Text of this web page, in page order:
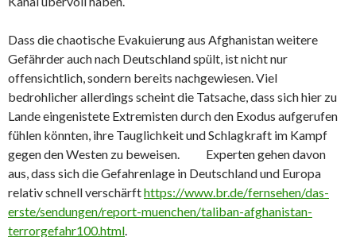
Dass die chaotische Evakuierung aus Afghanistan weitere
Gefährder auch nach Deutschland spült, ist nicht nur
offensichtlich, sondern bereits nachgewiesen. Viel
bedrohlicher allerdings scheint die Tatsache, dass sich hier zu
Lande eingenistete Extremisten durch den Exodus aufgerufen
fühlen könnten, ihre Tauglichkeit und Schlagkraft im Kampf
gegen den Westen zu beweisen. Experten gehen davon
aus, dass sich die Gefahrenlage in Deutschland und Europa
relativ schnell verschärfthttps://www.br.de/fernsehen/das-
erste/sendungen/report-muenchen/taliban-afghanistan-
terrorgefahr100.html.